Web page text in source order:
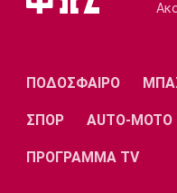
Ίντερ
ΠΟΔΟΣΦΑΙΡΟ
ΣΠΟΡ AUTO-MOTO
ΠΡΟΓΡΑΜΜΑ TV